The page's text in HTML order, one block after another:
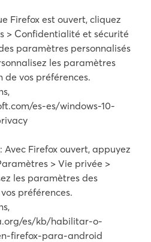
Firefox est ouvert, cliquez
> Confidentialité et sécurité
paramètres personnalisés
les paramètres
de vos préférences.
es-es/windows-10-
: Avec Firefox ouvert, appuyez
> Vie privée >
les paramètres des
préférences.
es/kb/habilitar-o-
firefox-para-android